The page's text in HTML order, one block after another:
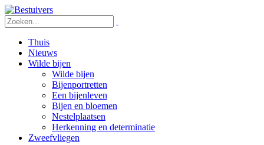
Thuis
Nieuws
Wilde bijen
Wilde bijen
Bijenportretten
Een bijenleven
Bijen en bloemen
Nestelplaatsen
Herkenning en determinatie
Zweefvliegen